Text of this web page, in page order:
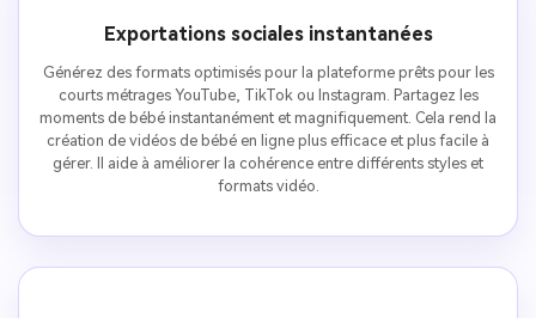
Exportations sociales instantanées
Générez des formats optimisés pour la plateforme prêts pour les
courts métrages YouTube, TikTok ou Instagram. Partagez les
moments de bébé instantanément et magnifiquement. Cela rend la
création de vidéos de bébé en ligne plus efficace et plus facile à
gérer. Il aide à améliorer la cohérence entre différents styles et
formats vidéo.